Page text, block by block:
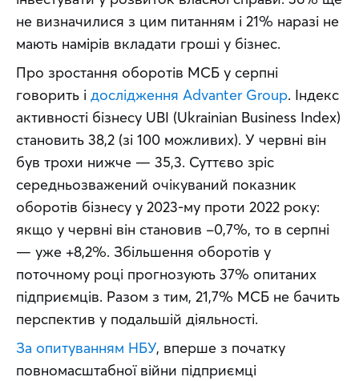
не визначилися з цим питанням і 21% наразі не
мають намірів вкладати гроші у бізнес.
Про зростання оборотів МСБ у серпні
говорить і дослідження Advanter Group. Індекс
активності бізнесу UBI (Ukrainian Business Index)
становить 38,2 (зі 100 можливих). У червні він
був трохи нижче — 35,3. Суттєво зріс
середньозважений очікуваний показник
оборотів бізнесу у 2023-му проти 2022 року:
якщо у червні він становив −0,7%, то в серпні
— уже +8,2%. Збільшення оборотів у
поточному році прогнозують 37% опитаних
підприємців. Разом з тим, 21,7% МСБ не бачить
перспектив у подальшій діяльності.
За опитуванням НБУ, вперше з початку
повномасштабної війни підприємці